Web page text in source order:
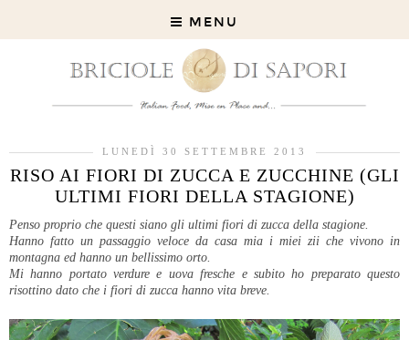
MENU
LUNEDÌ 30 SETTEMBRE 2013
RISO AI FIORI DI ZUCCA E ZUCCHINE (GLI
ULTIMI FIORI DELLA STAGIONE)
Penso proprio che questi siano gli ultimi fiori di zucca della stagione.
Hanno fatto un passaggio veloce da casa mia i miei zii che vivono in
montagna ed hanno un bellissimo orto.
Mi hanno portato verdure e uova fresche e subito ho preparato questo
risottino dato che i fiori di zucca hanno vita breve.